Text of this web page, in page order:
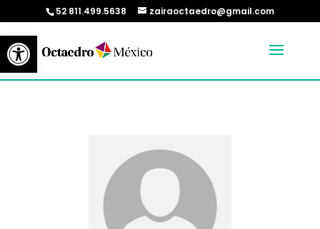
Abrir barra de herramientas
52 811.499.5638 zairaoctaedro@gmail.com